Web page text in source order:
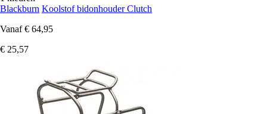
Blackburn Koolstof bidonhouder Clutch
Vanaf € 64,95
€ 25,57